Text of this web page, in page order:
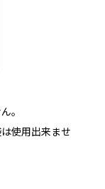
。
使用出来ませ